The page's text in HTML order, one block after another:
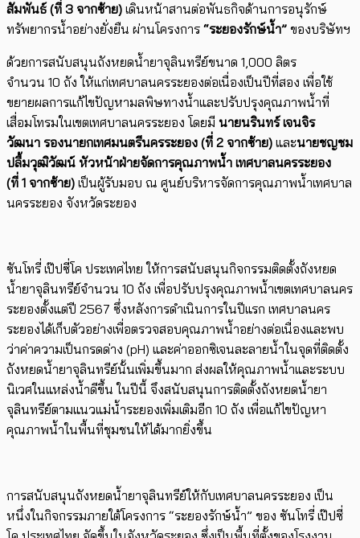
สัมพันธ์ (ที่ 3 จากซ้าย) เดินหน้าสานต่อพันธกิจด้านการอนุรักษ์
ทรัพยากรน้ำอย่างยั่งยืน ผ่านโครงการ​ “ระยองรักษ์น้ำ” ของบริษัทฯ
ด้วยการสนับสนุนถังหยดน้ำยาจุลินทรีย์ขนาด 1,000 ลิตร
จำนวน 10 ถัง ให้แก่เทศบาลนครระยองต่อเนื่องเป็นปีที่สอง เพื่อใช้
ขยายผลการแก้ไขปัญหามลพิษทางน้ำและปรับปรุงคุณภาพน้ำที่
เสื่อมโทรมในเขตเทศบาลนครระยอง โดยมี นายนรินทร์ เจนจิร
วัฒนา รองนายกเทศมนตรีนครระยอง (ที่ 2 จากซ้าย) และนายชญชม
ปลื้มวุฒิวัฒน์ หัวหน้าฝ่ายจัดการคุณภาพน้ำ เทศบาลนครระยอง
(ที่ 1 จากซ้าย) เป็นผู้รับมอบ ณ ศูนย์บริหารจัดการคุณภาพน้ำเทศบาล
นครระยอง จังหวัดระยอง
ซันโทรี่ เป๊ปซี่โค ประเทศไทย ให้การสนับสนุนกิจกรรมติดตั้งถังหยด
น้ำยาจุลินทรีย์จำนวน 10 ถัง เพื่อปรับปรุงคุณภาพน้ำเขตเทศบาลนคร
ระยองตั้งแต่ปี 2567 ซึ่งหลังการดำเนินการในปีแรก เทศบาลนคร
ระยองได้เก็บตัวอย่างเพื่อตรวจสอบคุณภาพน้ำอย่างต่อเนื่องและพบ
ว่าค่าความเป็นกรดด่าง (pH) และค่าออกซิเจนละลายน้ำในจุดที่ติดตั้ง
ถังหยดน้ำยาจุลินทรีย์นั้นเพิ่มขึ้นมาก ส่งผลให้คุณภาพน้ำและระบบ
นิเวศในแหล่งน้ำดีขึ้น ในปีนี้ จึงสนับสนุนการติดตั้งถังหยดน้ำยา
จุลินทรีย์ตามแนวแม่น้ำระยองเพิ่มเติมอีก 10 ถัง เพื่อแก้ไขปัญหา
คุณภาพน้ำในพื้นที่ชุมชนให้ได้มากยิ่งขึ้น
การสนับสนุนถังหยดน้ำยาจุลินทรีย์ให้กับเทศบาลนครระยอง เป็น
หนึ่งในกิจกรรมภายใต้โครงการ “ระยองรักษ์น้ำ” ของ ซันโทรี่ เป๊ปซี่